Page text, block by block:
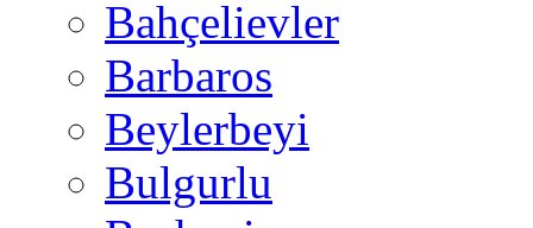
Bahçelievler
Barbaros
Beylerbeyi
Bulgurlu